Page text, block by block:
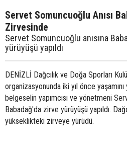
Servet Somuncuoğlu Anısı
Zirvesinde
Servet Somuncuoğlu anısına
yürüyüşü yapıldı
DENİZLİ Dağcılık ve Doğa Sporları
organizasyonunda iki yıl önce
belgeselin yapımcısı ve yönetmeni
Babadağ'da zirve yürüyüşü yapıldı.
yükseklikteki zirveye yürüdü.